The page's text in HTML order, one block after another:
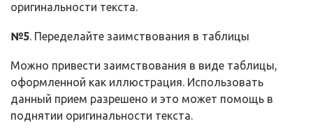
оригинальности текста.
№5. Переделайте заимствования в таблицы
Можно привести заимствования в виде таблицы,
оформленной как иллюстрация. Использовать
данный прием разрешено и это может помощь в
поднятии оригинальности текста.